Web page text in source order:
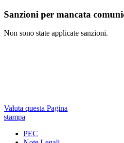
Sanzioni per mancata
Non sono state applicate sanzioni.
Valuta questa Pagina
stampa
PEC